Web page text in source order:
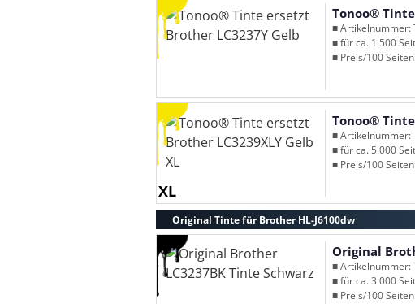
Tonoo®
■ Artikelnummer:
■ für ca. 1.500
■ Preis/100
XL
Tonoo®
■ Artikelnummer:
■ für ca. 5.000
■ Preis/100
Original Tinte für Brother HL-J6100dw
Original
■ Artikelnummer:
■ für ca. 3.000
■ Preis/100